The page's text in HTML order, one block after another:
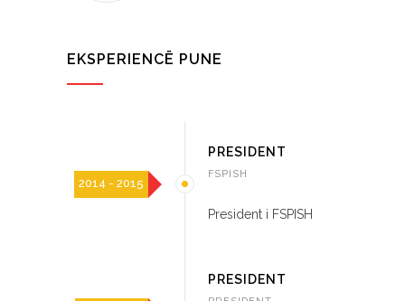
EKSPERIENCË PUNE
2014 - 2015
PRESIDENT
FSPISH
President i FSPISH
PRESIDENT